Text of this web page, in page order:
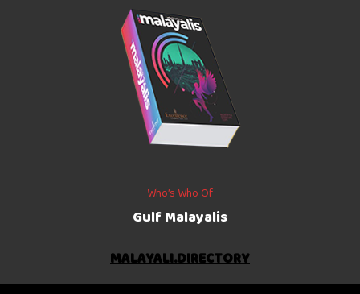
Who’s Who Of
Gulf Malayalis
MALAYALI.DIRECTORY